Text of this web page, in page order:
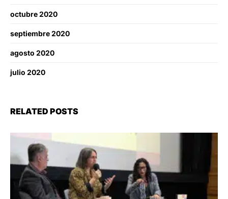
octubre 2020
septiembre 2020
agosto 2020
julio 2020
RELATED POSTS